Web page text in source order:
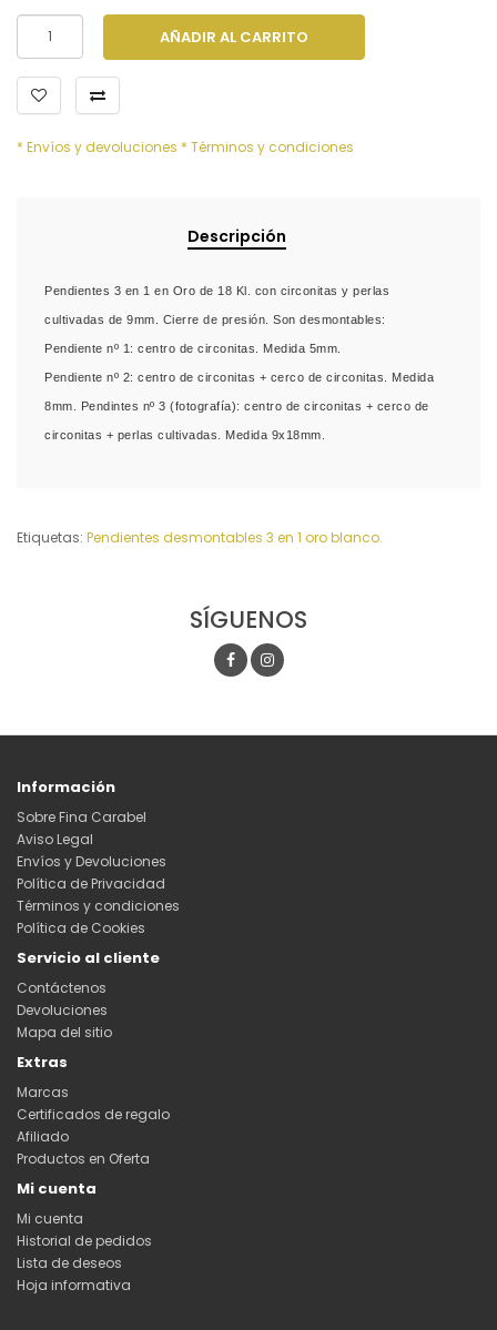
AÑADIR AL CARRITO
* Envíos y devoluciones * Términos y condiciones
Descripción
Pendientes 3 en 1 en Oro de 18 Kl. con circonitas y perlas
cultivadas de 9mm. Cierre de presión. Son desmontables:
Pendiente nº 1: centro de circonitas. Medida 5mm.
Pendiente nº 2: centro de circonitas + cerco de circonitas. Medida
8mm. Pendintes nº 3 (fotografía): centro de circonitas + cerco de
circonitas + perlas cultivadas. Medida 9x18mm.
Etiquetas: Pendientes desmontables 3 en 1 oro blanco.
SÍGUENOS
Información
Sobre Fina Carabel
Aviso Legal
Envíos y Devoluciones
Política de Privacidad
Términos y condiciones
Política de Cookies
Servicio al cliente
Contáctenos
Devoluciones
Mapa del sitio
Extras
Marcas
Certificados de regalo
Afiliado
Productos en Oferta
Mi cuenta
Mi cuenta
Historial de pedidos
Lista de deseos
Hoja informativa